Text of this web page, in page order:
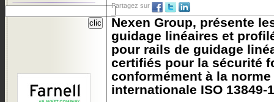
Partagez sur
Nexen Group, présente
guidage linéaires et
pour rails de guidage
certifiés pour la sécurité
conformément à la
internationale ISO 13849-